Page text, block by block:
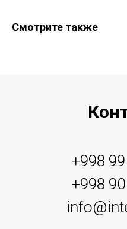
Смотрите также
+998
+998